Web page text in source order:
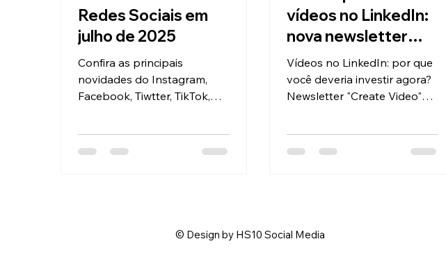
Redes Sociais em
julho de 2025
Confira as principais
novidades do Instagram,
Facebook, Tiwtter, TikTok,
24 de...
vídeos no LinkedIn:
nova newsletter
traz dicas valiosas
Vídeos no LinkedIn: por que
você deveria investir agora?
Newsletter "Create Video"
© Design by HS10 Social Media